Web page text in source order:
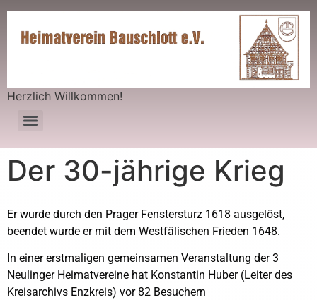
Herzlich Willkommen!
Der 30-jährige Krieg
Er wurde durch den Prager Fenstersturz 1618 ausgelöst,
beendet wurde er mit dem Westfälischen Frieden 1648.
In einer erstmaligen gemeinsamen Veranstaltung der 3
Neulinger Heimatvereine hat Konstantin Huber (Leiter des
Kreisarchivs Enzkreis) vor 82 Besuchern